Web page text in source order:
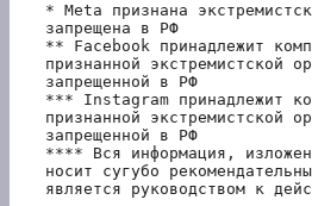
* Meta признана
запрещена в РФ
** Facebook принадлежит
признанной экстремистской
запрещенной в РФ
*** Instagram принадлежит
признанной экстремистской
запрещенной в РФ
**** Вся информация,
носит сугубо
является руководством к